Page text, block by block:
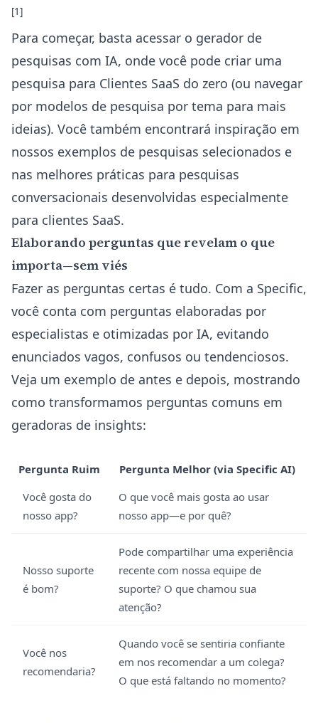
[1]
Para começar, basta acessar o gerador de
pesquisas com IA, onde você pode criar uma
pesquisa para Clientes SaaS do zero (ou navegar
por modelos de pesquisa por tema para mais
ideias). Você também encontrará inspiração em
nossos exemplos de pesquisas selecionados e
nas melhores práticas para pesquisas
conversacionais desenvolvidas especialmente
para clientes SaaS.
Elaborando perguntas que revelam o que
importa—sem viés
Fazer as perguntas certas é tudo. Com a Specific,
você conta com perguntas elaboradas por
especialistas e otimizadas por IA, evitando
enunciados vagos, confusos ou tendenciosos.
Veja um exemplo de antes e depois, mostrando
como transformamos perguntas comuns em
geradoras de insights:
Pergunta Ruim
Pergunta Melhor (via Specific AI)
Você gosta do
nosso app?
O que você mais gosta ao usar
nosso app—e por quê?
Nosso suporte
é bom?
Pode compartilhar uma experiência
recente com nossa equipe de
suporte? O que chamou sua
atenção?
Você nos
recomendaria?
Quando você se sentiria confiante
em nos recomendar a um colega?
O que está faltando no momento?